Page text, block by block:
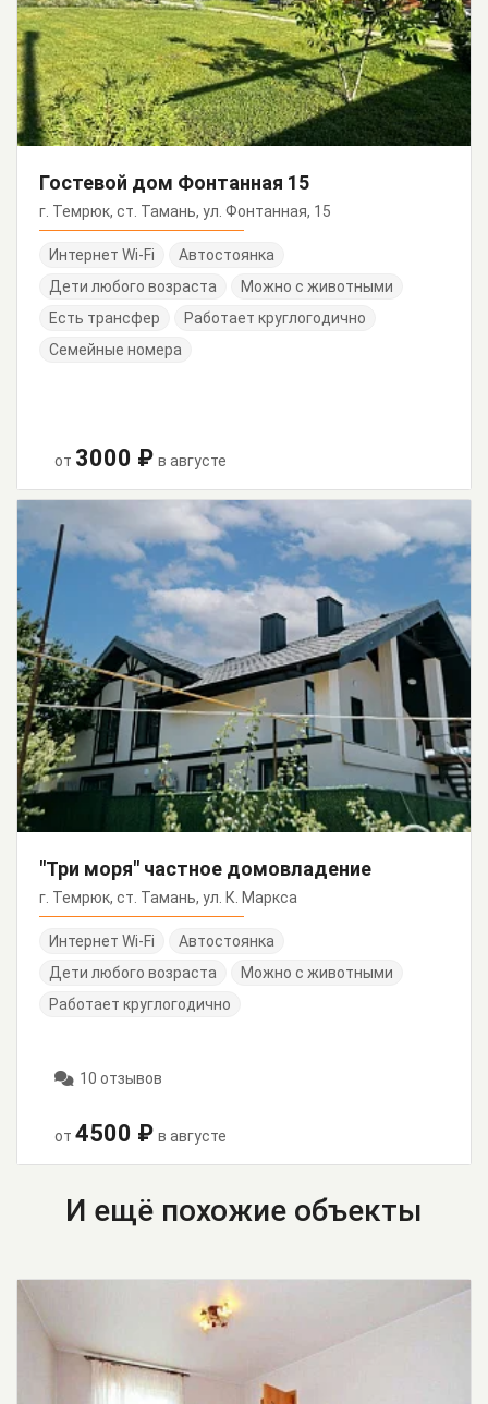
Гостевой дом Фонтанная 15
г. Темрюк, ст. Тамань, ул. Фонтанная, 15
Интернет Wi-Fi
Автостоянка
Дети любого возраста
Можно с животными
Есть трансфер
Работает круглогодично
Семейные номера
от 3000 ₽ в августе
"Три моря" частное домовладение
г. Темрюк, ст. Тамань, ул. К. Маркса
Интернет Wi-Fi
Автостоянка
Дети любого возраста
Можно с животными
Работает круглогодично
10 отзывов
от 4500 ₽ в августе
И ещё похожие объекты